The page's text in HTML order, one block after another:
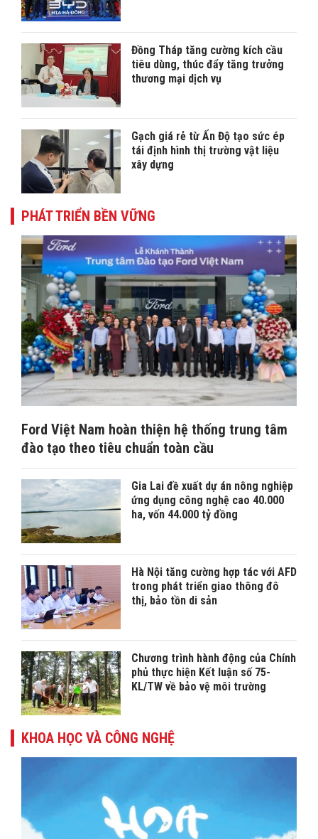
Đồng Tháp tăng cường kích cầu
tiêu dùng, thúc đẩy tăng trưởng
thương mại dịch vụ
Gạch giá rẻ từ Ấn Độ tạo sức ép
tái định hình thị trường vật liệu
xây dựng
PHÁT TRIỂN BỀN VỮNG
Ford Việt Nam hoàn thiện hệ thống trung tâm
đào tạo theo tiêu chuẩn toàn cầu
Gia Lai đề xuất dự án nông nghiệp
ứng dụng công nghệ cao 40.000
ha, vốn 44.000 tỷ đồng
Hà Nội tăng cường hợp tác với AFD
trong phát triển giao thông đô
thị, bảo tồn di sản
Chương trình hành động của Chính
phủ thực hiện Kết luận số 75-
KL/TW về bảo vệ môi trường
KHOA HỌC VÀ CÔNG NGHỆ